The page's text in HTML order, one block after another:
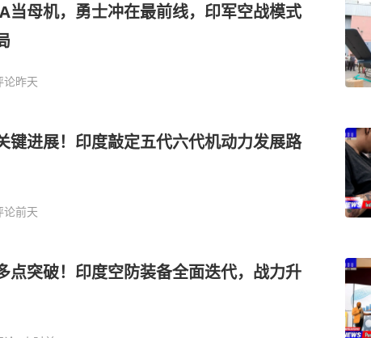
当母机，勇士冲在最前线，印军空战模式
论昨天
键进展！印度敲定五代六代机动力发展路
论前天
点突破！印度空防装备全面迭代，战力升